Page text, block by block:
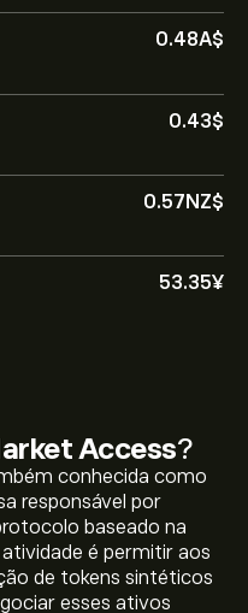
0.48‎A$‎
0.43‎$‎
0.57‎NZ$‎
53.35‎¥‎
Access?
conhecida como
responsável por
baseado na
é permitir aos
de tokens sintéticos
esses ativos